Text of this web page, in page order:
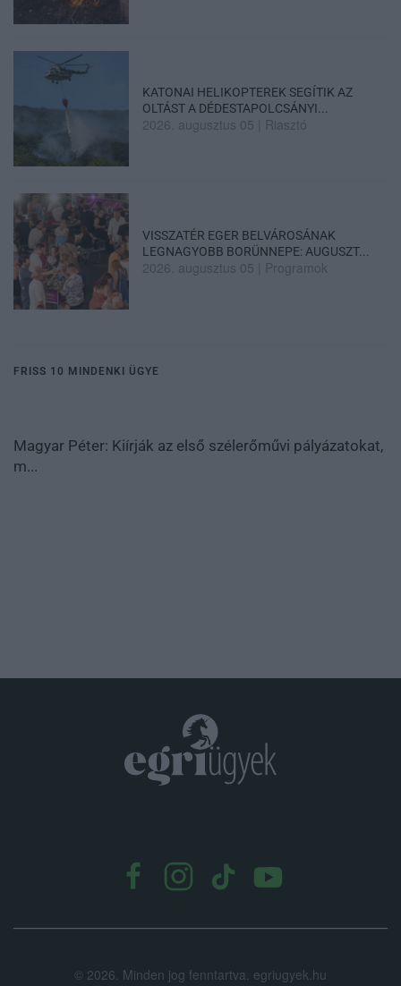
KATONAI HELIKOPTEREK SEGÍTIK AZ
OLTÁST A DÉDESTAPOLCSÁNYI...
2026. augusztus 05 Riasztó
VISSZATÉR EGER BELVÁROSÁNAK
LEGNAGYOBB BORÜNNEPE: AUGUSZT...
2026. augusztus 05 Programok
FRISS 10 MINDENKI ÜGYE
Magyar Péter: Kiírják az első szélerőművi pályázatokat,
m...
© 2026. Minden jog fenntartva. egriugyek.hu